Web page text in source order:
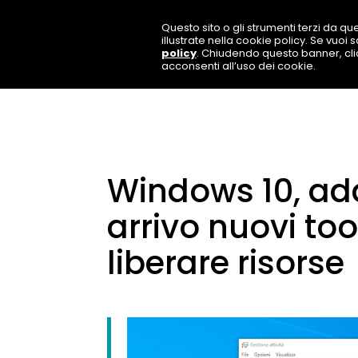
Windows 10,
arrivo nuovi
liberare risorse
Questo sito o gli strumenti terzi da
illustrate nella cookie policy. Se vuoi
policy. Chiudendo questo banner,
acconsenti all’uso dei cookie.